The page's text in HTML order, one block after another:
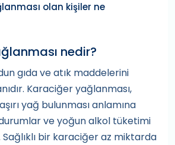
olan kişiler ne
nedir?
gıda ve atık maddelerini
Karaciğer yağlanması,
yağ bulunması anlamına
ve yoğun alkol tüketimi
bir karaciğer az miktarda